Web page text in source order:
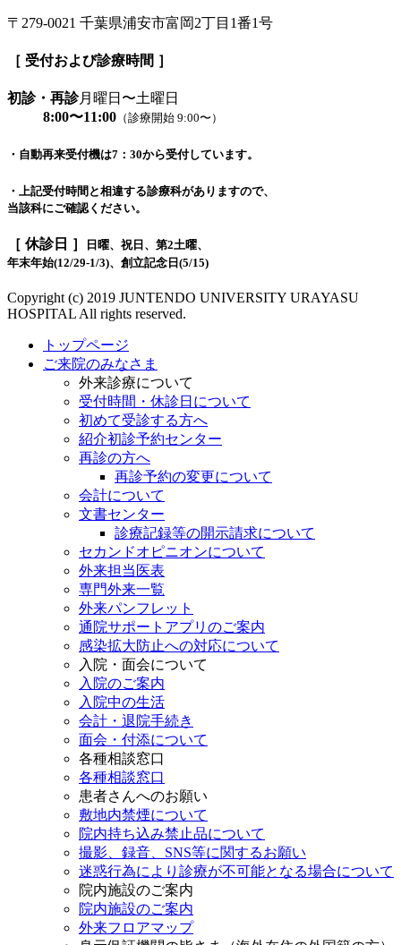
〒279-0021 千葉県浦安市富岡2丁目1番1号
［ 受付および診療時間 ］
初診・再診月曜日〜土曜日
8:00〜11:00 （診療開始 9:00〜）
・自動再来受付機は7：30から受付しています。
・上記受付時間と相違する診療科がありますので、
当該科にご確認ください。
［ 休診日 ］
日曜、祝日、第2土曜、
年末年始(12/29-1/3)、創立記念日(5/15)
Copyright (c) 2019 JUNTENDO UNIVERSITY URAYASU
HOSPITAL All rights reserved.
トップページ
ご来院のみなさま
外来診療について
受付時間・休診日について
初めて受診する方へ
紹介初診予約センター
再診の方へ
再診予約の変更について
会計について
文書センター
診療記録等の開示請求について
セカンドオピニオンについて
外来担当医表
専門外来一覧
外来パンフレット
通院サポートアプリのご案内
感染拡大防止への対応について
入院・面会について
入院のご案内
入院中の生活
会計・退院手続き
面会・付添について
各種相談窓口
各種相談窓口
患者さんへのお願い
敷地内禁煙について
院内持ち込み禁止品について
撮影、録音、SNS等に関するお願い
迷惑行為により診療が不可能となる場合について
院内施設のご案内
院内施設のご案内
外来フロアマップ